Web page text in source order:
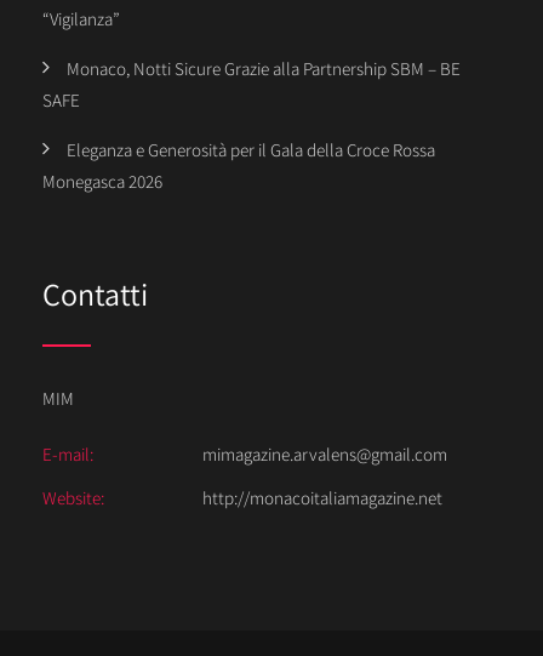
“Vigilanza”
Monaco, Notti Sicure Grazie alla Partnership SBM – BE
SAFE
Eleganza e Generosità per il Gala della Croce Rossa
Monegasca 2026
Contatti
MIM
E-mail:
mimagazine.arvalens@gmail.com
Website:
http://monacoitaliamagazine.net